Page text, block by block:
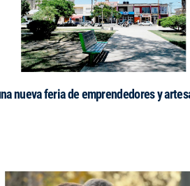
nueva feria de emprendedores y